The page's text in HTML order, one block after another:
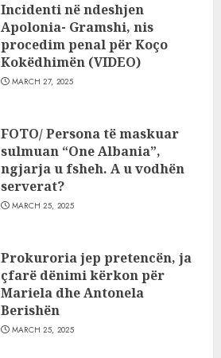
Incidenti në ndeshjen
Apolonia- Gramshi, nis
procedim penal për Koço
Kokëdhimën (VIDEO)
MARCH 27, 2025
FOTO/ Persona të maskuar
sulmuan “One Albania”,
ngjarja u fsheh. A u vodhën
serverat?
MARCH 25, 2025
Prokuroria jep pretencën, ja
çfarë dënimi kërkon për
Mariela dhe Antonela
Berishën
MARCH 25, 2025